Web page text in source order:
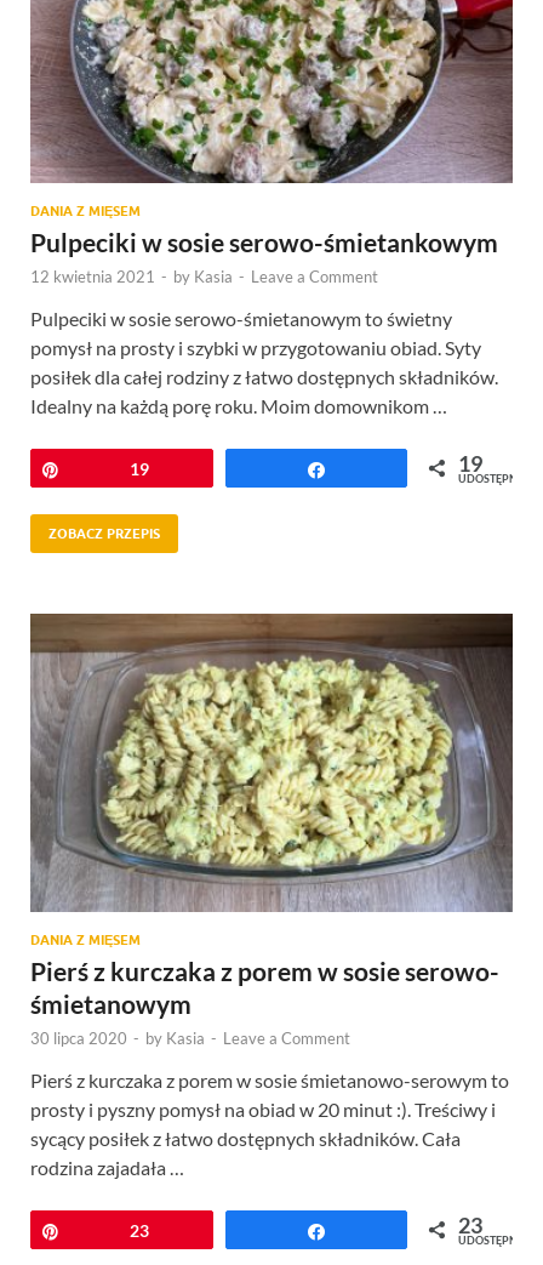
DANIA Z MIĘSEM
Pulpeciki w sosie serowo-śmietankowym
12 kwietnia 2021 - by Kasia - Leave a Comment
Pulpeciki w sosie serowo-śmietanowym to świetny
pomysł na prosty i szybki w przygotowaniu obiad. Syty
posiłek dla całej rodziny z łatwo dostępnych składników.
Idealny na każdą porę roku. Moim domownikom …
Przypnij19 19
UDOSTĘPNIEŃ
ZOBACZ PRZEPIS
DANIA Z MIĘSEM
Pierś z kurczaka z porem w sosie serowo-
śmietanowym
30 lipca 2020 - by Kasia - Leave a Comment
Pierś z kurczaka z porem w sosie śmietanowo-serowym to
prosty i pyszny pomysł na obiad w 20 minut :). Treściwy i
sycący posiłek z łatwo dostępnych składników. Cała
rodzina zajadała …
Przypnij23 23
UDOSTĘPNIEŃ